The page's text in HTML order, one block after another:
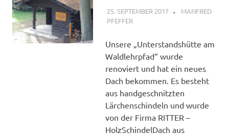
25. SEPTEMBER 2017
MANFRED
PFEFFERALLGEMEIN
Unsere „Unterstandshütte am
Waldlehrpfad“ wurde
renoviert und hat ein neues
Dach bekommen. Es besteht
aus handgeschnitzten
Lärchenschindeln und wurde
von der Firma RITTER –
HolzSchindelDach aus